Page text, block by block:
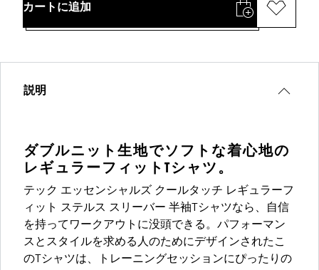
カートに追加
説明
ダブルニット生地でソフトな着心地の
レギュラーフィットTシャツ。
テック エッセンシャルズ クールタッチ レギュラーフ
ィット ステルス スリーバー 半袖Tシャツなら、自信
を持ってワークアウトに没頭できる。パフォーマン
スとスタイルを求める人のためにデザインされたこ
のTシャツは、トレーニングセッションにぴったりの